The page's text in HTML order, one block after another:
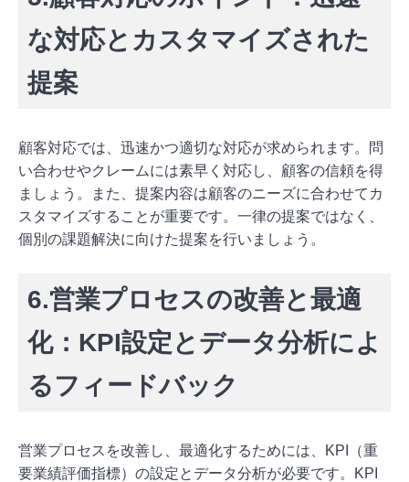
な対応とカスタマイズされた
提案
顧客対応では、迅速かつ適切な対応が求められます。問
い合わせやクレームには素早く対応し、顧客の信頼を得
ましょう。また、提案内容は顧客のニーズに合わせてカ
スタマイズすることが重要です。一律の提案ではなく、
個別の課題解決に向けた提案を行いましょう。
6.営業プロセスの改善と最適
化：KPI設定とデータ分析によ
るフィードバック
営業プロセスを改善し、最適化するためには、KPI（重
要業績評価指標）の設定とデータ分析が必要です。KPI